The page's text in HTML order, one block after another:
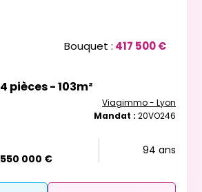
Bouquet : 417 500 €
4 pièces - 103m²
Viagimmo - Lyon
Mandat : 20VO246
550 000 €
94 ans